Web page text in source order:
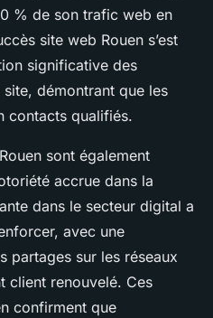
% de son trafic web en
site web Rouen s’est
significative des
démontrant que les
contacts qualifiés.
sont également
accrue dans la
dans le secteur digital a
avec une
partages sur les réseaux
client renouvelé. Ces
confirment que